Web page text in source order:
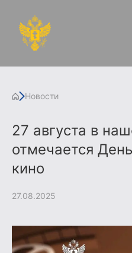
Новости
27 августа в
отмечается
кино
27.08.2025